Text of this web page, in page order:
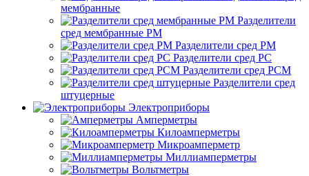
мембранные
Разделители
сред мембранные РМ
Разделители сред РМ
Разделители сред РС
Разделители сред РСМ
Разделители сред
штуцерные
Электроприборы
Амперметры
Килоамперметры
Микроамперметр
Миллиамперметры
Вольтметры